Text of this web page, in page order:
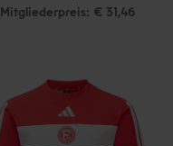
Mitgliederpreis: € 31,46